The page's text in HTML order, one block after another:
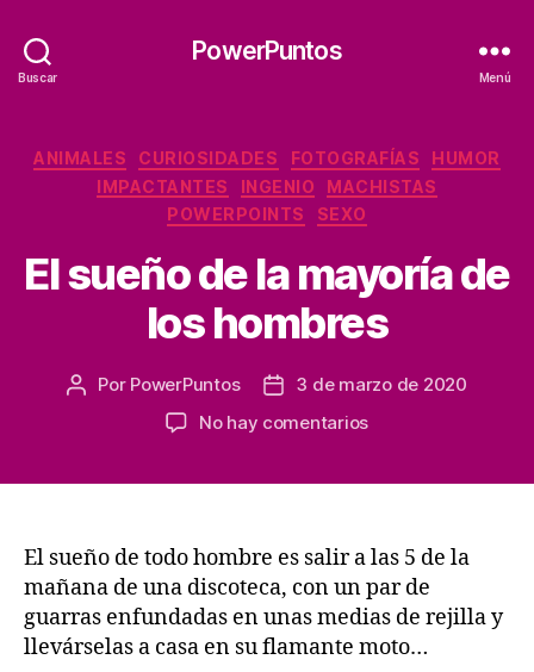
Buscar
PowerPuntos
Menú
Categorías
ANIMALES CURIOSIDADES FOTOGRAFÍAS
HUMOR
IMPACTANTES
INGENIO
MACHISTAS
POWERPOINTS
SEXO
El sueño de la mayoría de
los hombres
Autor
Por PowerPuntos
Fecha3 de marzo de 2020
No hay comentariosen
mayoría
de
los
hombres
El sueño de todo hombre es salir a las 5 de la
mañana de una discoteca, con un par de
guarras enfundadas en unas medias de rejilla y
llevárselas a casa en su flamante moto…